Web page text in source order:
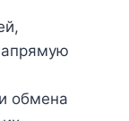
обмена